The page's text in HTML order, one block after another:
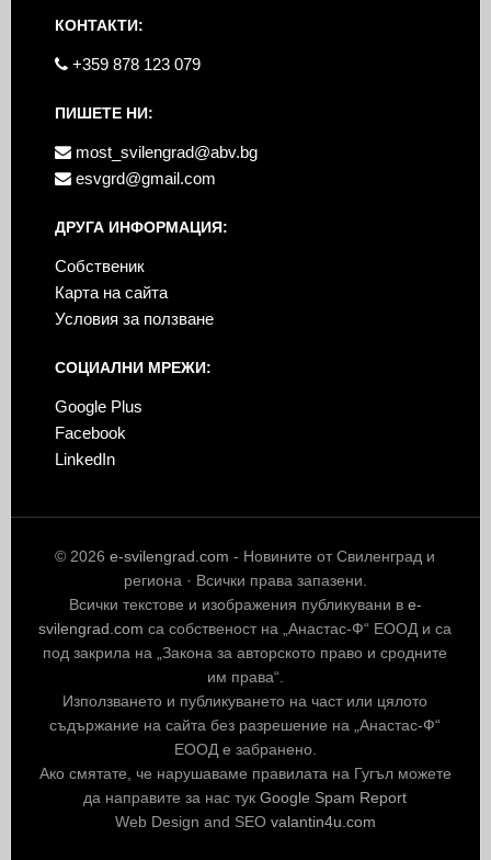
КОНТАКТИ:
+359 878 123 079
ПИШЕТЕ НИ:
most_svilengrad@abv.bg
esvgrd@gmail.com
ДРУГА ИНФОРМАЦИЯ:
Собственик
Карта на сайта
Условия за ползване
СОЦИАЛНИ МРЕЖИ:
Google Plus
Facebook
LinkedIn
© 2026e-svilengrad.com - Новините от Свиленград и
региона · Всички права запазени.
Всички текстове и изображения публикувани в e-
svilengrad.com са собственост на „Анастас-Ф“ ЕООД и са
под закрила на „Закона за авторското право и сродните
им права“.
Използването и публикуването на част или цялото
съдържание на сайта без разрешение на „Анастас-Ф“
ЕООД е забранено.
Ако смятате, че нарушаваме правилата на Гугъл можете
да направите за нас тукGoogle Spam Report
Web Design and SEO valantin4u.com